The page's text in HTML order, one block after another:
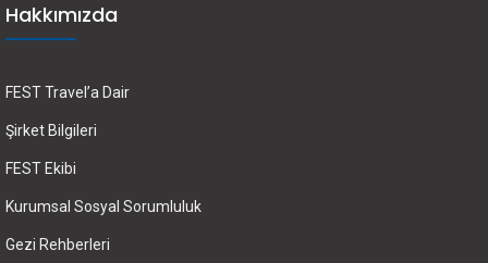
Hakkımızda
FEST Travel’a Dair
Şirket Bilgileri
FEST Ekibi
Kurumsal Sosyal Sorumluluk
Gezi Rehberleri